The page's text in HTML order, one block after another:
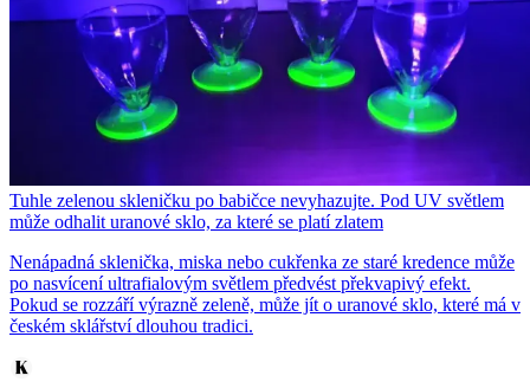
Tuhle zelenou skleničku po babičce nevyhazujte. Pod UV světlem
může odhalit uranové sklo, za které se platí zlatem
Nenápadná sklenička, miska nebo cukřenka ze staré kredence může
po nasvícení ultrafialovým světlem předvést překvapivý efekt.
Pokud se rozzáří výrazně zeleně, může jít o uranové sklo, které má v
českém sklářství dlouhou tradici.